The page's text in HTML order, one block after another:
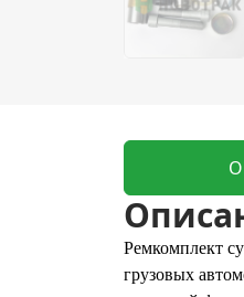
Ремкомплект
грузовых